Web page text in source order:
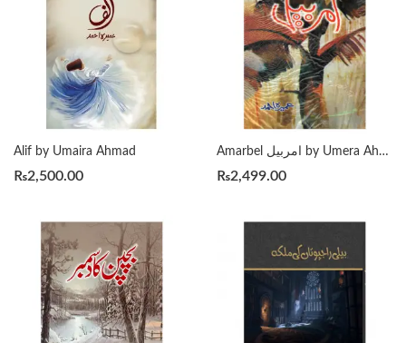
Alif by Umaira Ahmad
₨2,500.00
Amarbel امربیل by Umera Ahmed
₨2,499.00